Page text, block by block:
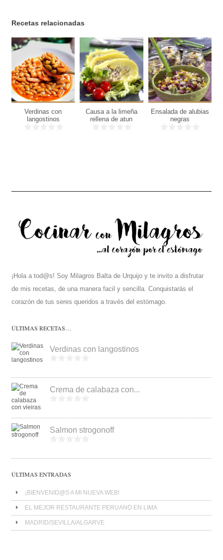
Recetas relacionadas
6
personas
Verdinas con
langostinos
6
personas
18
Min
Causa a la limeña
rellena de atun
6
personas
personas
Ensalada de alubias
negras
¡Hola a tod@s! Soy Milagros Balta de Urquijo y te invito a disfrutar
de mis recetas, de una manera facil y sencilla. Conquistarás el
corazón de tus seres queridos a través del estómago.
ÚLTIMAS RECETAS…
Verdinas con langostinos
Crema de calabaza con...
Salmon strogonoff
ÚLTIMAS ENTRADAS
¡BIENVENID@S A MI NUEVA WEB!
EL MEJOR RESTAURANTE PERUANO EN LIMA
MADRID/SEVILLA/ALGARVE